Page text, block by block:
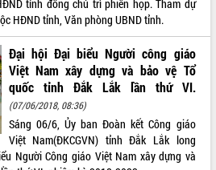
tỉnh đồng chủ trì phiên họp. Tham dự
HĐND tỉnh, Văn phòng UBND tỉnh.
Đại hội Đại biểu Người công giáo
Việt Nam xây dựng và bảo vệ Tổ
quốc tỉnh Đắk Lắk lần thứ VI.
(07/06/2018, 08:36)
Sáng 06/6, Ủy ban Đoàn kết Công giáo
Việt Nam(ĐKCGVN) tỉnh Đắk Lắk long
Người Công giáo Việt Nam xây dựng và